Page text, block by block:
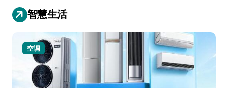
智慧生活
空调